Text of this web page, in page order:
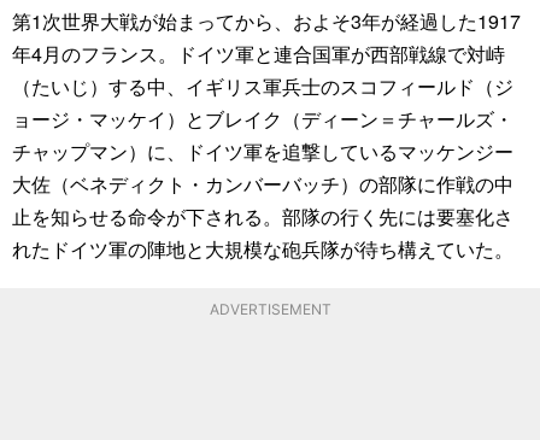
第1次世界大戦が始まってから、およそ3年が経過した1917
年4月のフランス。ドイツ軍と連合国軍が西部戦線で対峙
（たいじ）する中、イギリス軍兵士のスコフィールド（ジ
ョージ・マッケイ）とブレイク（ディーン＝チャールズ・
チャップマン）に、ドイツ軍を追撃しているマッケンジー
大佐（ベネディクト・カンバーバッチ）の部隊に作戦の中
止を知らせる命令が下される。部隊の行く先には要塞化さ
れたドイツ軍の陣地と大規模な砲兵隊が待ち構えていた。
ADVERTISEMENT